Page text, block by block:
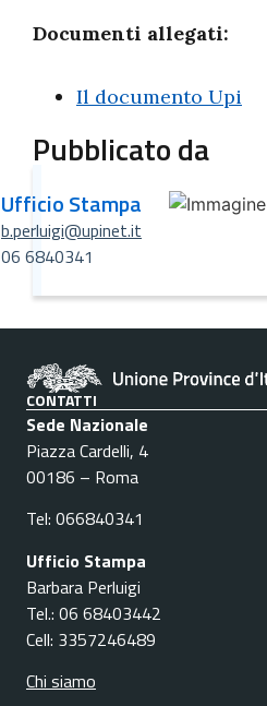
Documenti allegati:
Il documento Upi
Pubblicato da
Ufficio Stampa
b.perluigi@upinet.it
06 6840341
CONTATTI
Sede Nazionale
Piazza Cardelli, 4
00186 – Roma
Tel: 066840341
Ufficio Stampa
Barbara Perluigi
Tel.: 06 68403442
Cell: 3357246489
Chi siamo